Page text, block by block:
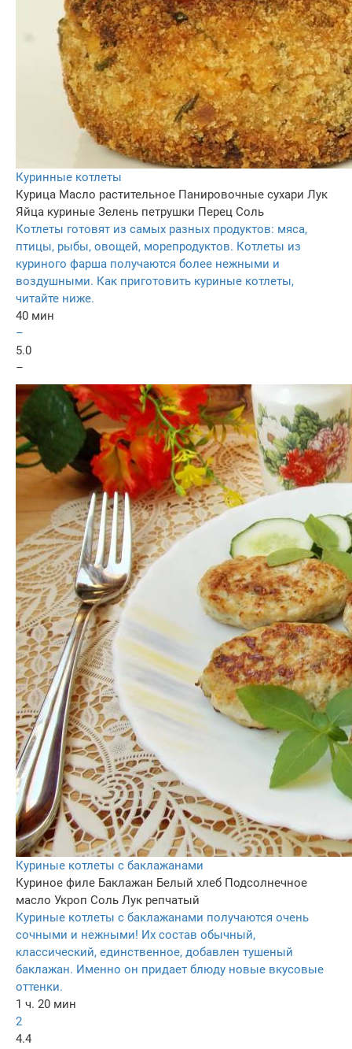
Куринные котлеты
Курица Масло растительное Панировочные сухари Лук
Яйца куриные Зелень петрушки Перец Соль
Котлеты готовят из самых разных продуктов: мяса,
птицы, рыбы, овощей, морепродуктов. Котлеты из
куриного фарша получаются более нежными и
воздушными. Как приготовить куриные котлеты,
читайте ниже.
40 мин
–
5.0
–
Куриные котлеты с баклажанами
Куриное филе Баклажан Белый хлеб Подсолнечное
масло Укроп Соль Лук репчатый
Куриные котлеты с баклажанами получаются очень
сочными и нежными! Их состав обычный,
классический, единственное, добавлен тушеный
баклажан. Именно он придает блюду новые вкусовые
оттенки.
1 ч. 20 мин
2
4.4